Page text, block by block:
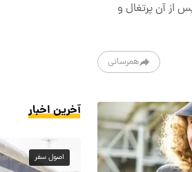
و پس از آن پرتغال و
همرسانی
آخرین اخبار
اصول سفر